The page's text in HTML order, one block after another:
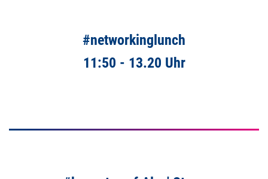
#networkinglunch
11:50 - 13.20 Uhr